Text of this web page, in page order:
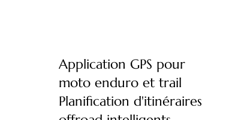
FOURCHE EMC KIT CARTOUCHE
YAMAHA TRACER 9 (2021- )
AMORTISSEUR EMC YAMAHA XTZ 660
TENERE (2008-2016)
AMORTISSEUR EMC YAMAHA TENERE
Application GPS pour
moto enduro et trail
Planification d'itinéraires